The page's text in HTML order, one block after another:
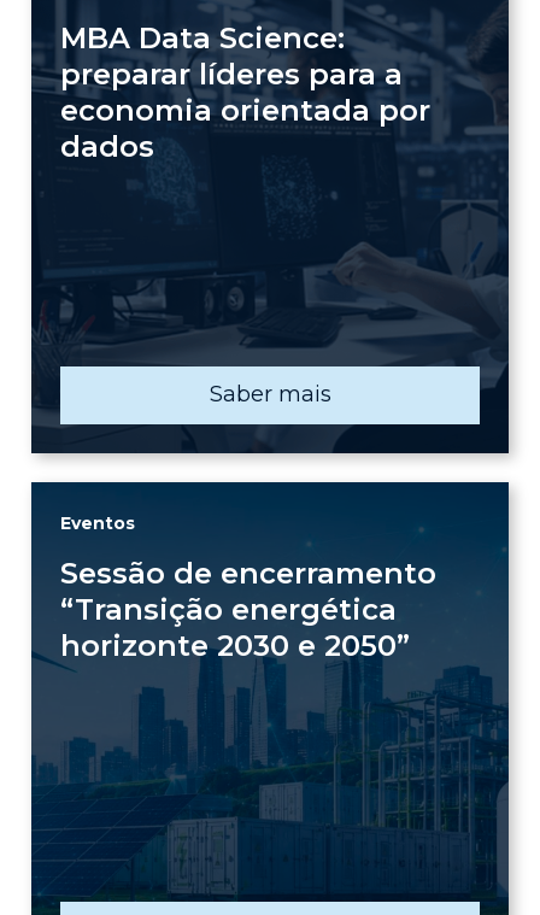
MBA Data Science:
preparar líderes para a
economia orientada por
dados
Saber mais
Eventos
Sessão de encerramento
“Transição energética
horizonte 2030 e 2050”